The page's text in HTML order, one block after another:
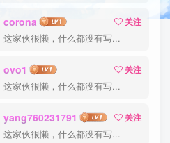
corona
关注
这家伙很懒，什么都没有写...
ovo1
关注
这家伙很懒，什么都没有写...
yang760231791
关注
这家伙很懒，什么都没有写...